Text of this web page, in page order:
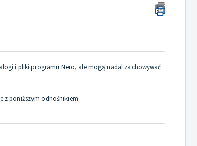
i pliki programu Nero, ale mogą nadal zachowywać
z poniższym odnośnikiem: